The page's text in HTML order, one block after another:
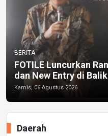
BERITA
FOTILE Luncurkan
dan New Entry di
Kamis, 06 Agustus 2026
Daerah